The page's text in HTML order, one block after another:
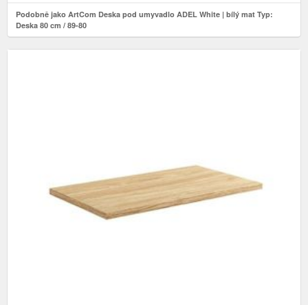
Podobně jako ArtCom Deska pod umyvadlo ADEL White | bílý mat Typ:
Deska 80 cm / 89-80